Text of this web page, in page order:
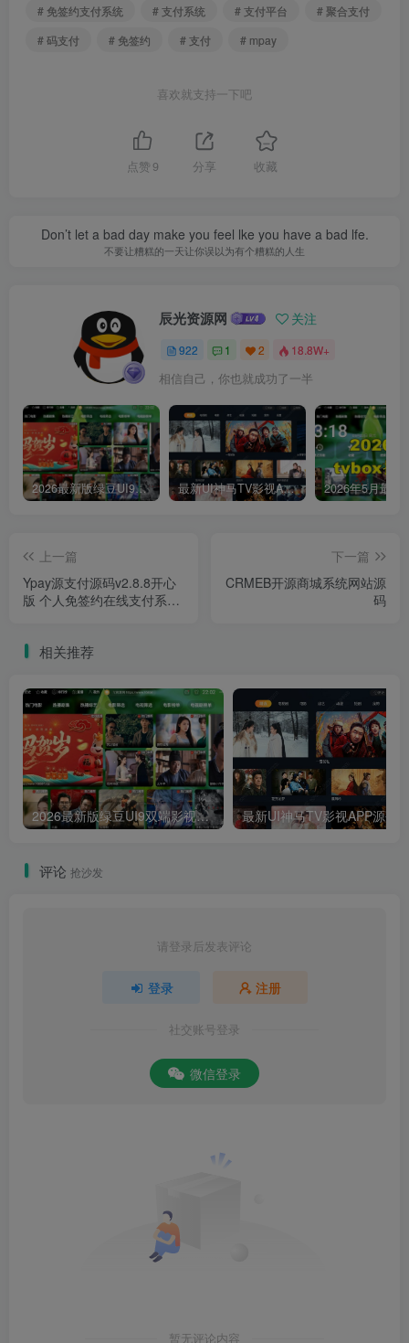
# 免签约支付系统
# 支付系统 # 支付平台
# 聚合支付
# 码支付
# 免签约 # 支付 # mpay
喜欢就支持一下吧
点赞 9 分享 收藏
Don’t let a bad day make you feel lke you have a bad lfe.
不要让糟糕的一天让你误以为有个糟糕的人生
辰光资源网 关注
922 1 2 18.8W+
相信自己，你也就成功了一半
2026最新版绿豆UI9双端影视APP源码 最新UI神马TV影视APP源码 乐檬影视苹果CMS后台 包含前后端源码
上一篇
Ypay源支付源码v2.8.8开心
版 个人免签约在线支付系统
下一篇
CRMEB开源商城系统网站源
码
相关推荐
2026最新版绿豆UI9双端影视APP源码
评论 抢沙发
请登录后发表评论
登录 注册
社交账号登录
微信登录
暂无评论内容